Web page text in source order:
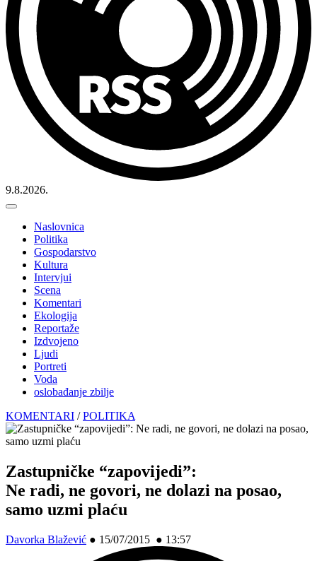
9.8.2026.
Naslovnica
Politika
Gospodarstvo
Kultura
Intervjui
Scena
Komentari
Ekologija
Reportaže
Izdvojeno
Ljudi
Portreti
Voda
oslobađanje zbilje
KOMENTARI /POLITIKA
Zastupničke “zapovijedi”:
Ne radi, ne govori, ne dolazi na posao,
samo uzmi plaću
Davorka Blažević ● 15/07/2015 ● 13:57